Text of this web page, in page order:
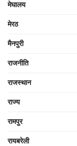
मेघालय
मेरठ
मैनपुरी
राजनीति
राजस्थान
राज्य
रामपुर
रायबरेली